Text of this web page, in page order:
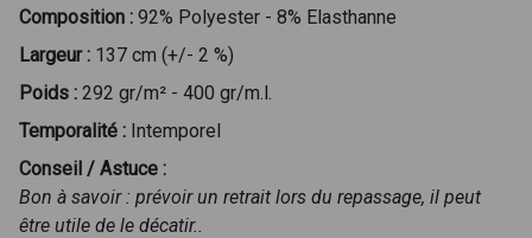
Composition : 92% Polyester - 8% Elasthanne
Largeur : 137 cm (+/- 2 %)
Poids : 292 gr/m² - 400 gr/m.l.
Temporalité : Intemporel
Conseil / Astuce :
Bon à savoir : prévoir un retrait lors du repassage, il peut
être utile de le décatir..